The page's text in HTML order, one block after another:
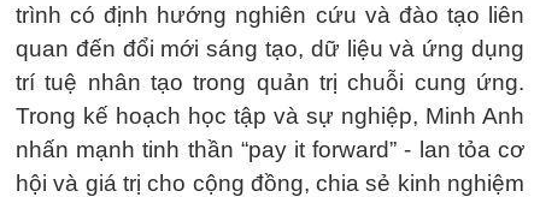
trình có định hướng nghiên cứu và đào tạo liên
quan đến đổi mới sáng tạo, dữ liệu và ứng dụng
trí tuệ nhân tạo trong quản trị chuỗi cung ứng.
Trong kế hoạch học tập và sự nghiệp, Minh Anh
nhấn mạnh tinh thần “pay it forward” - lan tỏa cơ
hội và giá trị cho cộng đồng, chia sẻ kinh nghiệm